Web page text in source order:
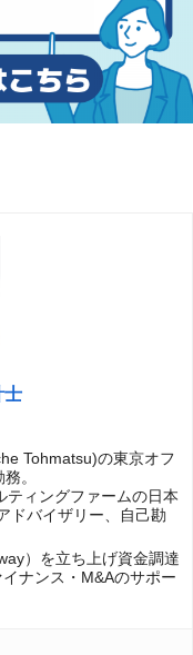
士
Tohmatsu)の東京オフ
。
ティングファームの日本
ドバイザリー、自己勘
）を立ち上げ資金調達
ナンス・M&Aのサポー